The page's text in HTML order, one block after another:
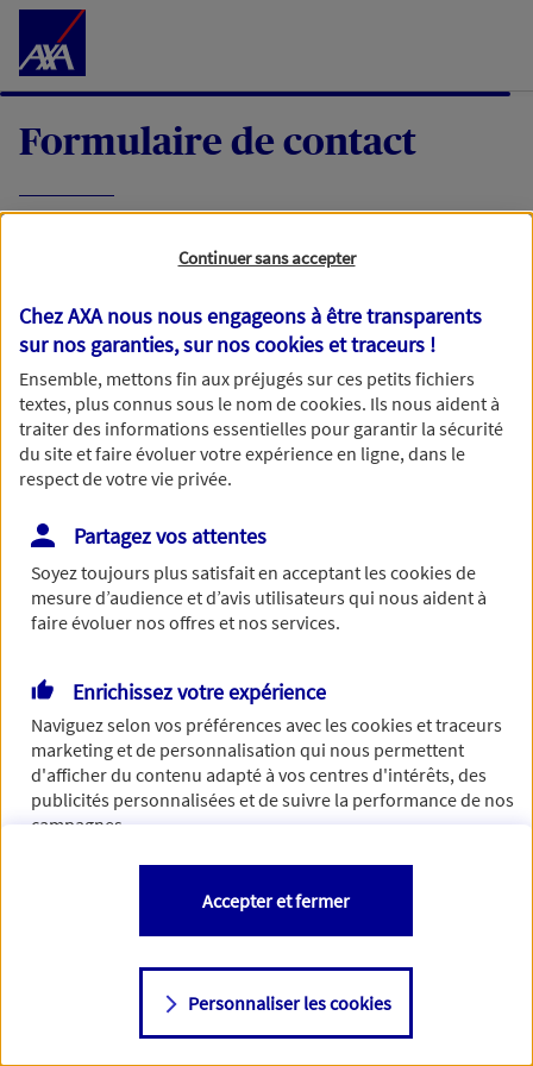
Accéder au Contenu
Formulaire de contact
demande, nous vous répondrons dans les
meilleurs délais par mail ou par téléphone.
Votre message :
Vous disposez de droits sur les informations vous concernant. Pour
plus d’informations,cliquez ici.
Continuer sans accepter
Chez AXA nous nous engageons à être transparents
sur nos garanties, sur noscookies et traceurs !
Ensemble, mettons fin aux préjugés sur ces petits fichiers
textes, plus connus sous le nom decookies. Ils nous aident à
traiter des informations essentielles pour garantir la sécurité
du site et faire évoluer votre expérience en ligne, dans le
respect de votre vie privée.
Partagez vos attentes
Soyez toujours plus satisfait en acceptant lescookiesde
mesure d’audience et d’avis utilisateurs qui nous aident à
faire évoluer nos offres et nos services.
Enrichissez votre expérience
Naviguez selon vos préférences avec lescookies et traceurs
marketing et de personnalisation qui nous permettent
d'afficher du contenu adapté à vos centres d'intérêts, des
publicités personnalisées et de suivre la performance de nos
campagnes.
Vous êtes libre de les accepter, de les refuser comme de
changer d'avis à tout moment en allant sur
Consulter notre politique decookies
Personnaliser les cookies
Accepter et fermer